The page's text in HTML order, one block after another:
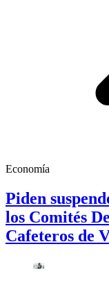
Economía
Piden
los Comités
Cafeteros de